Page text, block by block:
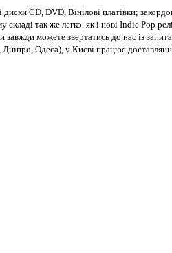
CD, DVD, Вінілові платівки;
так же легко, як і нові Indie Pop
можете звертатись до нас із
Дніпро, Одеса), у Києві працює